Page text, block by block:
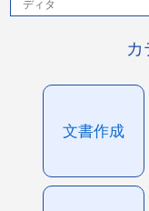
ディタ
カ
文書作成